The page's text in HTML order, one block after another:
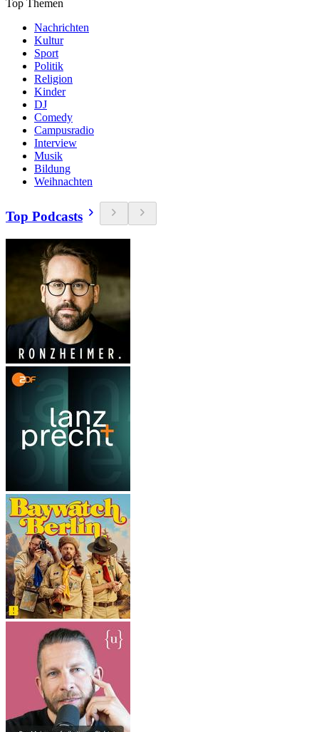
Top Themen
Nachrichten
Kultur
Sport
Politik
Religion
Kinder
DJ
Comedy
Campusradio
Interview
Musik
Bildung
Weihnachten
Top Podcasts